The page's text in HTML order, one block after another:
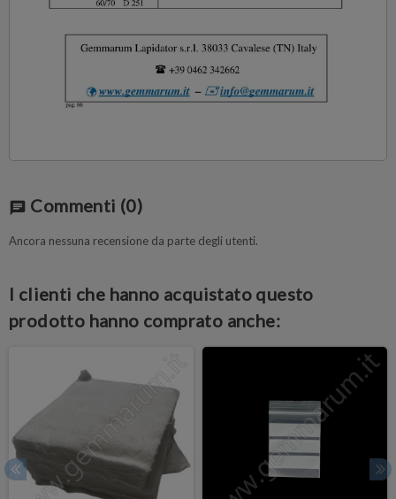
chat Commenti (0)
Ancora nessuna recensione da parte degli utenti.
I clienti che hanno acquistato questo
prodotto hanno comprato anche: